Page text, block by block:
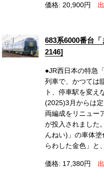
価格: 20,900円
683系6000番台
2146]
●JR西日本の特急
列車で、かつては
ト、停車駅を変え
(2025)3月からは
両編成をリニュー
が投入されました
んねい)」の車体
らわした金色」と
価格: 17,380円